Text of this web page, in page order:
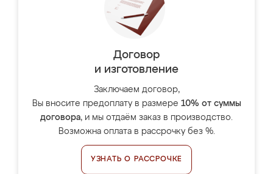
Договор
и изготовление
Заключаем договор,
Вы вносите предоплату в размере 10% от суммы
договора, и мы отдаём заказ в производство.
Возможна оплата в рассрочку без %.
УЗНАТЬ О РАССРОЧКЕ